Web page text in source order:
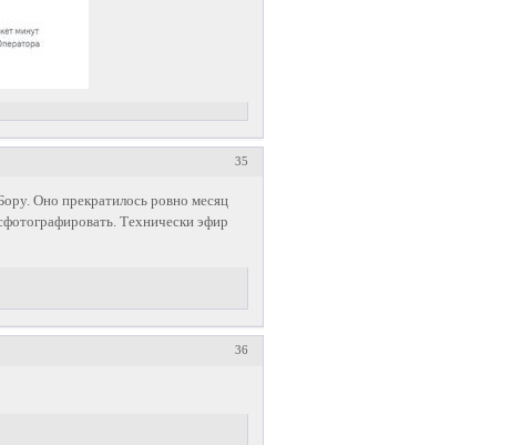
35
Оно прекратилось ровно месяц
Технически эфир
36